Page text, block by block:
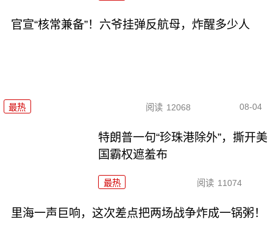
官宣“核常兼备”！六爷挂弹反航母，炸醒多少人
最热 阅读 12068 08-04
特朗普一句“珍珠港除外”，撕开美
国霸权遮羞布
最热 阅读 11074
里海一声巨响，这次差点把两场战争炸成一锅粥！